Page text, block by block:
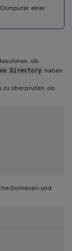
einer
ob
Directory haben.
zu überprüfen, ob
Domänen- und